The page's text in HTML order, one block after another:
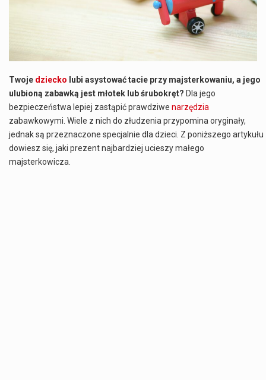
Co charakteryzuje wojnę na Ukrainie w 2026 roku? W 2026 roku wojna na Ukrainie trwa już pięć lat, a jej przebieg charakteryzuje się intensywnymi działaniami…
Czym jest Organizacja Traktatu Północnoatlantyckiego? Organizacja Traktatu Północnoatlantyckiego, powszechnie znana jako NATO, to międzynarodowy sojusz polityczno-wojskowy, który powstał 4 kwietnia 1949 roku. Został założony przez…
Twoje dziecko lubi asystować tacie przy majsterkowaniu, a jego
ulubioną zabawką jest młotek lub śrubokręt? Dla jego
bezpieczeństwa lepiej zastąpić prawdziwe narzędzia
zabawkowymi. Wiele z nich do złudzenia przypomina oryginały,
jednak są przeznaczone specjalnie dla dzieci. Z poniższego artykułu
dowiesz się, jaki prezent najbardziej ucieszy małego
majsterkowicza.